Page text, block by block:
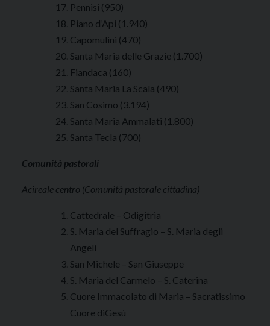
Pennisi (950)
Piano d’Api (1.940)
Capomulini (470)
Santa Maria delle Grazie (1.700)
Fiandaca (160)
Santa Maria La Scala (490)
San Cosimo (3.194)
Santa Maria Ammalati (1.800)
Santa Tecla (700)
Comunità pastorali
Acireale centro (Comunità pastorale cittadina)
Cattedrale – Odigitria
S. Maria del Suffragio – S. Maria degli
Angeli
San Michele – San Giuseppe
S. Maria del Carmelo – S. Caterina
Cuore Immacolato di Maria – Sacratissimo
Cuore diGesù